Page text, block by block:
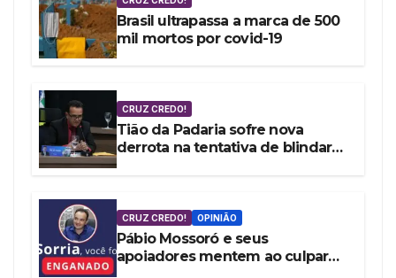
Brasil ultrapassa a marca de 500
mil mortos por covid-19
CRUZ CREDO!
Tião da Padaria sofre nova
derrota na tentativa de blindar
CRUZ CREDO! OPINIÃO
Pábio Mossoró e seus
apoiadores mentem ao culpar